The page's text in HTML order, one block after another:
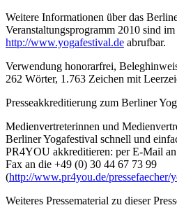
Weitere Informationen über das
Veranstaltungsprogramm 2010 sind
http://www.yogafestival.de abrufbar.
Verwendung honorarfrei,
262 Wörter, 1.763 Zeichen mit
Presseakkreditierung zum Berliner
Medienvertreterinnen und
Berliner Yogafestival schnell und
PR4YOU akkreditieren: per E-Mail an
Fax an die +49 (0) 30 44 67 73 99
(http://www.pr4you.de/
Weiteres Pressematerial zu dieser